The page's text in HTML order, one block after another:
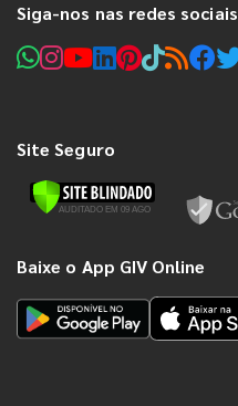
Siga-nos nas redes sociais
Site Seguro
Baixe o App GIV Online